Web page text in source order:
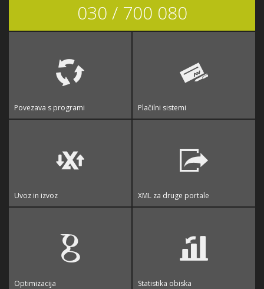
030 / 700 080
Povezava s programi Plačilni sistemi
Uvoz in izvoz XML za druge portale
Optimizacija Statistika obiska